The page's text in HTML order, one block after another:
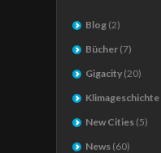
Blog (2)
Bücher (7)
Gigacity (20)
Klimageschichte
New Cities (5)
News (60)